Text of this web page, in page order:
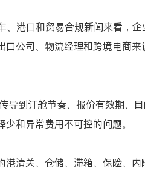
港口和贸易合规新闻来看，
公司、物流经理和跨境电商来
到订舱节奏、报价有效期、
和异常费用不可控的问题。
清关、仓储、滞箱、保险、